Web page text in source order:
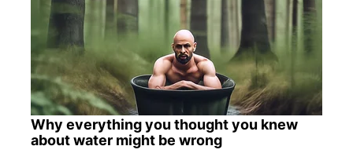
Why everything you thought you knew
about water might be wrong